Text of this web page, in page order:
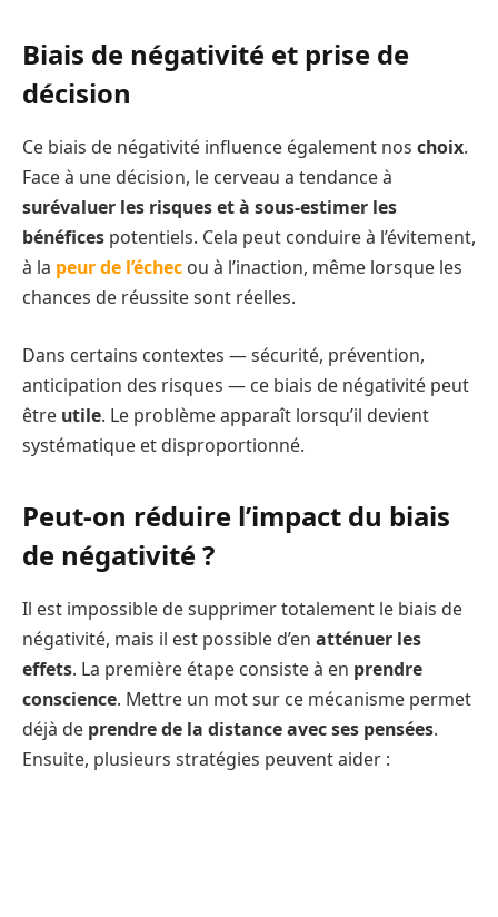
Biais de négativité et prise de
décision
Ce biais de négativité influence également nos choix.
Face à une décision, le cerveau a tendance à
surévaluer les risques et à sous-estimer les
bénéfices potentiels. Cela peut conduire à l’évitement,
à la peur de l’échec ou à l’inaction, même lorsque les
chances de réussite sont réelles.
Dans certains contextes — sécurité, prévention,
anticipation des risques — ce biais de négativité peut
être utile. Le problème apparaît lorsqu’il devient
systématique et disproportionné.
Peut-on réduire l’impact du biais
de négativité ?
Il est impossible de supprimer totalement le biais de
négativité, mais il est possible d’en atténuer les
effets. La première étape consiste à en prendre
conscience. Mettre un mot sur ce mécanisme permet
déjà de prendre de la distance avec ses pensées.
Ensuite, plusieurs stratégies peuvent aider :